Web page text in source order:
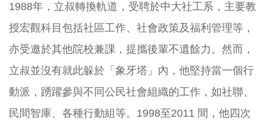
1988年，立叔轉換軌道，受聘於中大社工系，主要教
授宏觀科目包括社區工作、社會政策及福利管理等，
亦受邀於其他院校兼課，提攜後輩不遺餘力。然而，
立叔並沒有就此躲於「象牙塔」內，他堅持當一個行
動派，踴躍參與不同公民社會組織的工作，如社聯、
民間智庫、各種行動組等。1998至2011 間，他四次